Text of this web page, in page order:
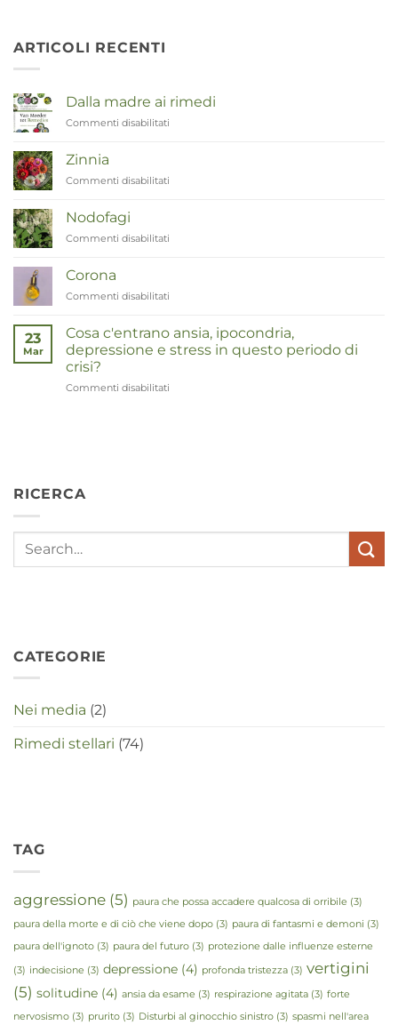
ARTICOLI RECENTI
Dalla madre ai rimedi
Commenti disabilitati
Zinnia
Commenti disabilitati
Nodofagi
Commenti disabilitati
Corona
Commenti disabilitati
23
Mar
Cosa c'entrano ansia, ipocondria,
depressione e stress in questo periodo di
crisi?
Commenti disabilitati
in
RICERCA
CATEGORIE
Nei media (2)
Rimedi stellari (74)
TAG
aggressione (5) paura che possa accadere qualcosa di orribile (3)
paura della morte e di ciò che viene dopo (3) paura di fantasmi e demoni (3)
paura dell'ignoto (3) paura del futuro (3) protezione dalle influenze esterne
(3) indecisione (3) depressione (4) profonda tristezza (3) vertigini
(5) solitudine (4) ansia da esame (3) respirazione agitata (3) forte
nervosismo (3) prurito (3) Disturbi al ginocchio sinistro (3) spasmi nell'area